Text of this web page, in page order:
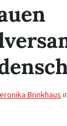
Brinkhaus